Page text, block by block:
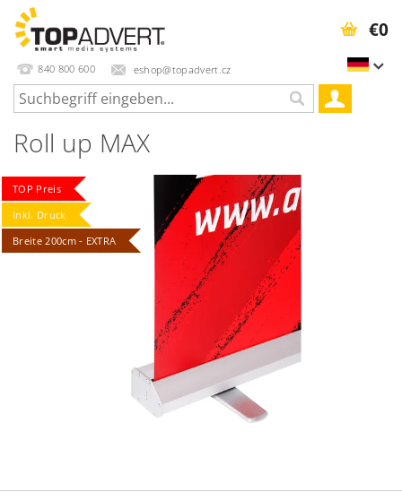
840 800 600 eshop@topadvert.cz
€0
Roll up MAX
TOP Preis
Inkl. Druck
Breite 200cm - EXTRA